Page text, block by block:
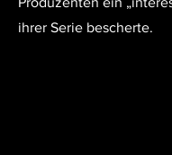
ihrer Serie bescherte.